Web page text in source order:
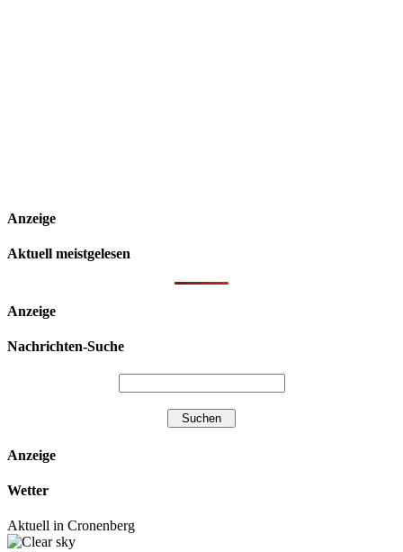
Anzeige
Aktuell meistgelesen
Anzeige
Nachrichten-Suche
Anzeige
Wetter
Aktuell in Cronenberg